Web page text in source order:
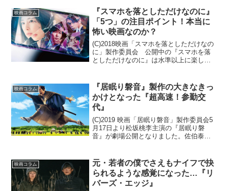
映画コラム
『スマホを落としただけなのに』
「5つ」の注目ポイント！本当に
怖い映画なのか？
(C)2018映画「スマホを落としただけなの
に」製作委員会 公開中の『スマホを落
としただけなのに』は水準以上に楽しめ
の比較も合わせ、その魅力を以下に紹介
します。1：...
映画コラム
『居眠り磐音』製作の大きなきっ
かけとなった『超高速！参勤交
代』
(C)2019 映画「居眠り磐音」製作委員会5
月17日より松坂桃李主演の『居眠り磐
音』が劇場公開となりました。佐伯泰英
的ヒーロー時代劇として、スリリングか
つユーモラス、...
映画コラム
元・若者の僕でさえもナイフで抉
られるような感覚になった…『リ
バーズ・エッジ』